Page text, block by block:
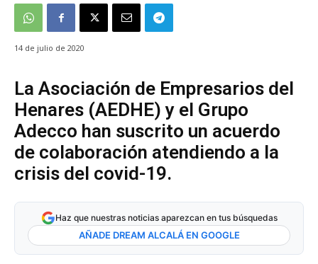
14 de julio de 2020
La Asociación de Empresarios del
Henares (AEDHE) y el Grupo
Adecco han suscrito un acuerdo
de colaboración atendiendo a la
crisis del covid-19.
Haz que nuestras noticias aparezcan en tus búsquedas
AÑADE DREAM ALCALÁ EN GOOGLE